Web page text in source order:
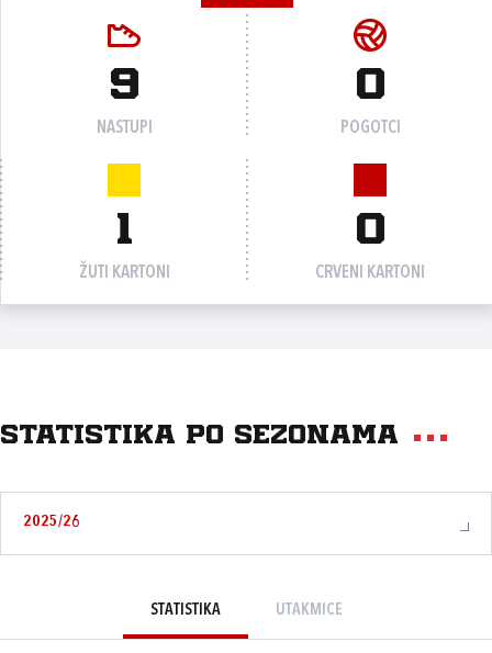
9
NASTUPI
0
POGOTCI
1
ŽUTI KARTONI
0
CRVENI KARTONI
Statistika po sezonama
2025/26
STATISTIKA UTAKMICE